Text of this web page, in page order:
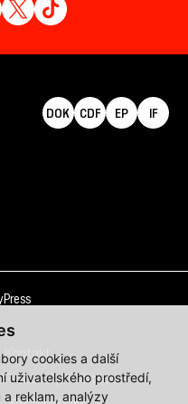
cookies a další
uživatelského prostředí,
reklam, analýzy
DOK CDF EP IF
Press
Kontakt
Pracovní příležitosti